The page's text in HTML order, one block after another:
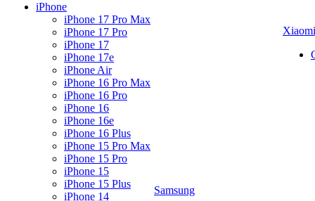
iPhone
iPhone 17 Pro Max
iPhone 17 Pro
iPhone 17
iPhone 17e
iPhone Air
iPhone 16 Pro Max
iPhone 16 Pro
iPhone 16
iPhone 16e
iPhone 16 Plus
iPhone 15 Pro Max
iPhone 15 Pro
iPhone 15
iPhone 15 Plus
iPhone 14
Samsung
Xiaomi